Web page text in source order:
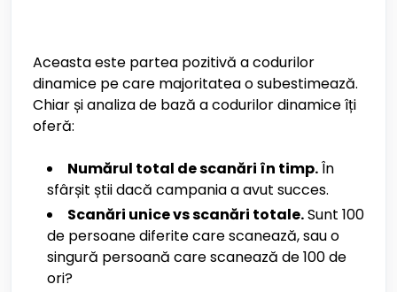
Aceasta este partea pozitivă a codurilor
dinamice pe care majoritatea o subestimează.
Chiar și analiza de bază a codurilor dinamice îți
oferă:
Numărul total de scanări în timp.În
sfârșit știi dacă campania a avut succes.
Scanări unice vs scanări totale.Sunt 100
de persoane diferite care scanează, sau o
singură persoană care scanează de 100 de
ori?